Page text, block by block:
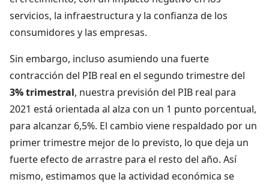
servicios, la infraestructura y la confianza de los
consumidores y las empresas.
Sin embargo, incluso asumiendo una fuerte
contracción del PIB real en el segundo trimestre del
3% trimestral, nuestra previsión del PIB real para
2021 está orientada al alza con un 1 punto porcentual,
para alcanzar 6,5%. El cambio viene respaldado por un
primer trimestre mejor de lo previsto, lo que deja un
fuerte efecto de arrastre para el resto del año. Así
mismo, estimamos que la actividad económica se